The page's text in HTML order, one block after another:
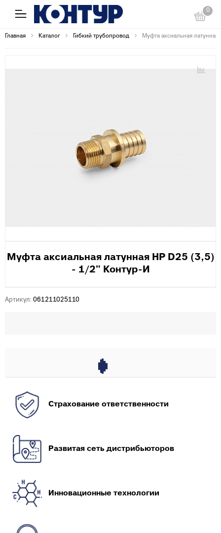
0
Главная Каталог Гибкий трубопровод Муфта аксиальная
Муфта аксиальная латунная НР D25 (3,5)
- 1/2" Контур-И
Артикул: 061211025110
Страхование ответственности
Развитая сеть дистрибьюторов
Инновационные технологии